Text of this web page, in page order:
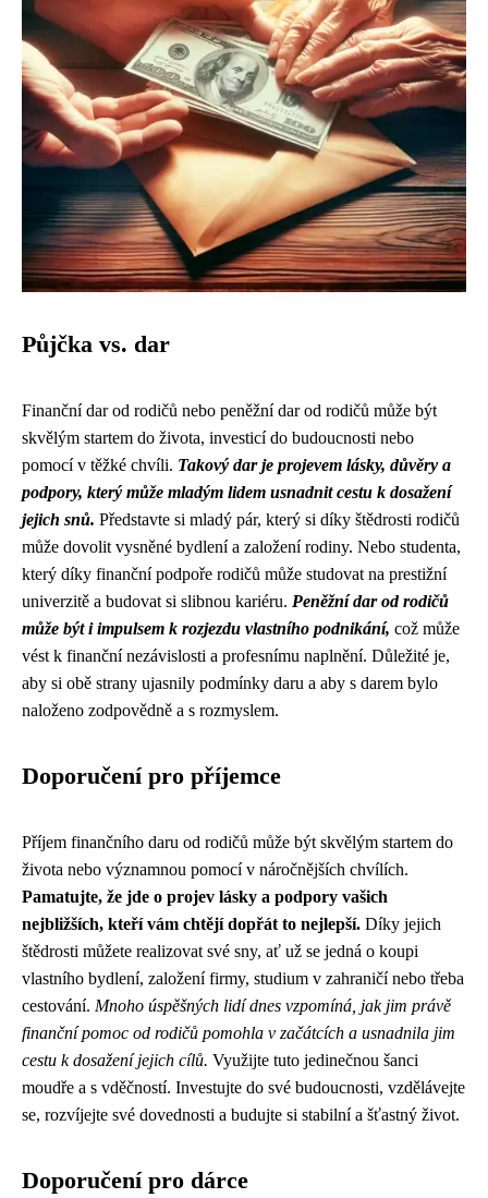
Půjčka vs. dar
Finanční dar od rodičů nebo peněžní dar od rodičů může být
skvělým startem do života, investicí do budoucnosti nebo
pomocí v těžké chvíli. Takový dar je projevem lásky, důvěry a
podpory, který může mladým lidem usnadnit cestu k dosažení
jejich snů. Představte si mladý pár, který si díky štědrosti rodičů
může dovolit vysněné bydlení a založení rodiny. Nebo studenta,
který díky finanční podpoře rodičů může studovat na prestižní
univerzitě a budovat si slibnou kariéru. Peněžní dar od rodičů
může být i impulsem k rozjezdu vlastního podnikání, což může
vést k finanční nezávislosti a profesnímu naplnění. Důležité je,
aby si obě strany ujasnily podmínky daru a aby s darem bylo
naloženo zodpovědně a s rozmyslem.
Doporučení pro příjemce
Příjem finančního daru od rodičů může být skvělým startem do
života nebo významnou pomocí v náročnějších chvílích.
Pamatujte, že jde o projev lásky a podpory vašich
nejbližších, kteří vám chtějí dopřát to nejlepší. Díky jejich
štědrosti můžete realizovat své sny, ať už se jedná o koupi
vlastního bydlení, založení firmy, studium v zahraničí nebo třeba
cestování. Mnoho úspěšných lidí dnes vzpomíná, jak jim právě
finanční pomoc od rodičů pomohla v začátcích a usnadnila jim
cestu k dosažení jejich cílů. Využijte tuto jedinečnou šanci
moudře a s vděčností. Investujte do své budoucnosti, vzdělávejte
se, rozvíjejte své dovednosti a budujte si stabilní a šťastný život.
Doporučení pro dárce